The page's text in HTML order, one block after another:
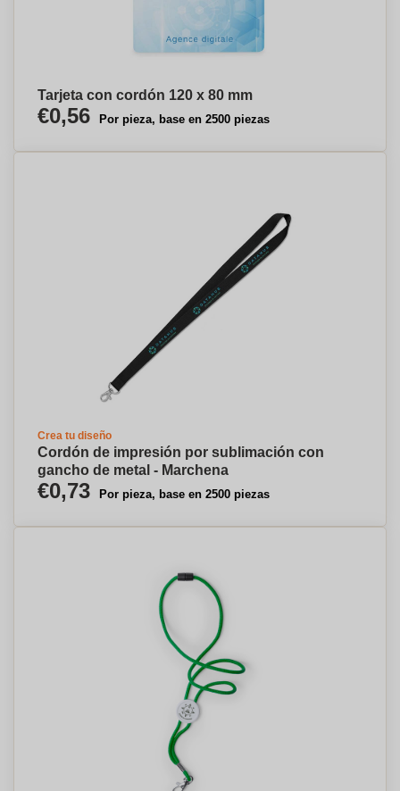
Tarjeta con cordón 120 x 80 mm
€0,56 Por pieza, base en 2500 piezas
Crea tu diseño
Cordón de impresión por sublimación con
gancho de metal - Marchena
€0,73 Por pieza, base en 2500 piezas